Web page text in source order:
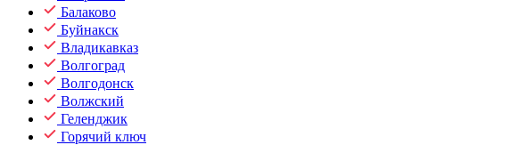
Балаково
Буйнакск
Владикавказ
Волгоград
Волгодонск
Волжский
Геленджик
Горячий ключ